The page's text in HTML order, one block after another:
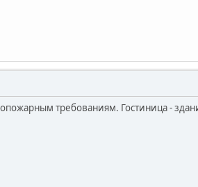
требованиям. Гостиница -